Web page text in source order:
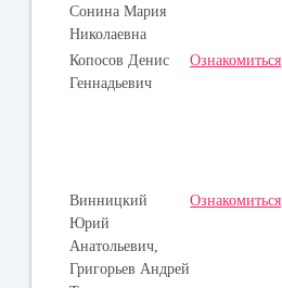
Сонина Мария
Николаевна
Копосов Денис
Геннадьевич
Ознакомиться
Винницкий
Юрий
Анатольевич,
Григорьев Андрей
Ознакомиться